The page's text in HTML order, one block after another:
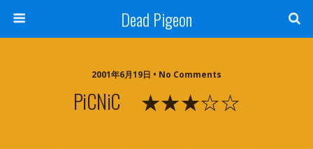
Dead Pigeon
2001年6月19日 • No Comments
PiCNiC ★★★☆☆